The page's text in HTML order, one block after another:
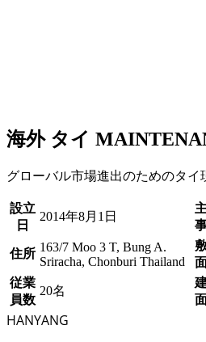
海外 タイ
グローバル市場進出のためのタイ
設立
日
2014年8月1日
住所 163/7 Moo 3 T, Bung A.
Sriracha, Chonburi Thailand
従業
員数
20名
HANYANG